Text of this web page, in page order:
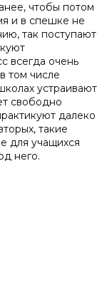
чтобы потом
и в спешке не
так поступают
всегда очень
том числе
устраивают
свободно
далеко
такие
для учащихся
него.